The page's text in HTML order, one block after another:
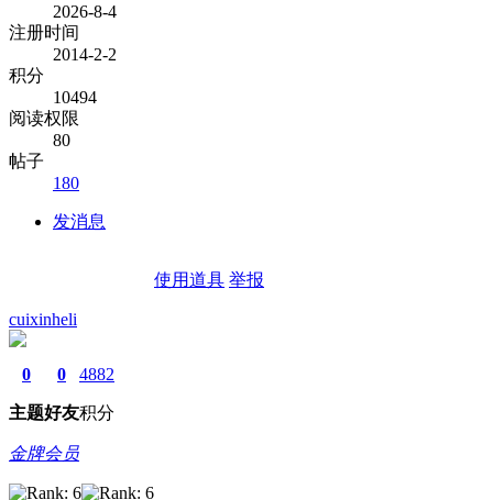
2026-8-4
注册时间
2014-2-2
积分
10494
阅读权限
80
帖子
180
发消息
使用道具 举报
cuixinheli
0
主题
0
好友
4882
积分
金牌会员